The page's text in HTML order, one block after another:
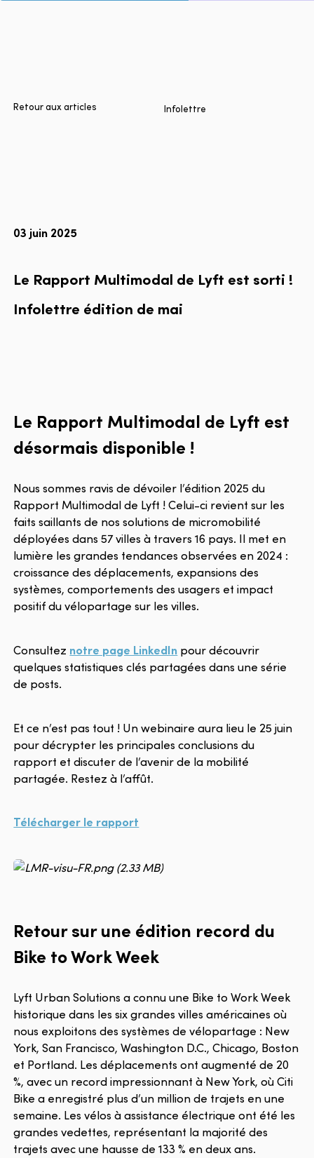
Technologies
Retour aux articles Infolettre
03 juin 2025
Le Rapport Multimodal de Lyft est sorti !
Infolettre édition de mai
Le Rapport Multimodal de Lyft est
désormais disponible !
Nous sommes ravis de dévoiler l’édition 2025 du
Rapport Multimodal de Lyft ! Celui-ci revient sur les
faits saillants de nos solutions de micromobilité
déployées dans 57 villes à travers 16 pays. Il met en
lumière les grandes tendances observées en 2024 :
croissance des déplacements, expansions des
systèmes, comportements des usagers et impact
positif du vélopartage sur les villes.
Consultez notre page LinkedIn pour découvrir
quelques statistiques clés partagées dans une série
de posts.
Et ce n’est pas tout ! Un webinaire aura lieu le 25 juin
pour décrypter les principales conclusions du
rapport et discuter de l’avenir de la mobilité
partagée. Restez à l’affût.
Télécharger le rapport
Retour sur une édition record du
Bike to Work Week
Lyft Urban Solutions a connu une Bike to Work Week
historique dans les six grandes villes américaines où
nous exploitons des systèmes de vélopartage : New
York, San Francisco, Washington D.C., Chicago, Boston
et Portland. Les déplacements ont augmenté de 20
%, avec un record impressionnant à New York, où Citi
Bike a enregistré plus d’un million de trajets en une
semaine. Les vélos à assistance électrique ont été les
grandes vedettes, représentant la majorité des
trajets avec une hausse de 133 % en deux ans.